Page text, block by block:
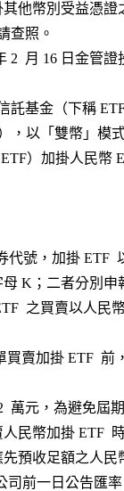
他幣別受益憑證
請查照。
2  月 16 日金管證
資信託基金（下稱
ETF），以「雙幣」
臺幣 ETF）加掛人民
各有證券代號，加掛 ETF
英文字母 K；二者分別
加掛 ETF  之買賣以人
人下單買賣加掛 ETF
限額 2  萬元，為避免
託買賣人民幣加掛 ETF
外，應先預收足額之人
以本公司前一日公告